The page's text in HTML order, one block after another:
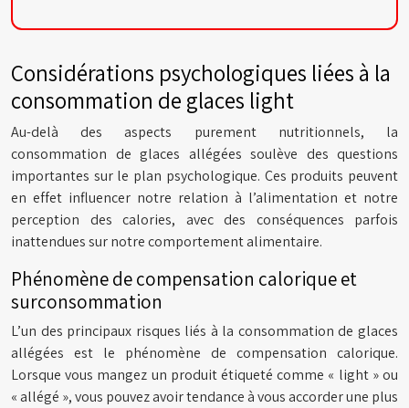
Considérations psychologiques liées à la
consommation de glaces light
Au-delà des aspects purement nutritionnels, la
consommation de glaces allégées soulève des questions
importantes sur le plan psychologique. Ces produits peuvent
en effet influencer notre relation à l’alimentation et notre
perception des calories, avec des conséquences parfois
inattendues sur notre comportement alimentaire.
Phénomène de compensation calorique et
surconsommation
L’un des principaux risques liés à la consommation de glaces
allégées est le phénomène de compensation calorique.
Lorsque vous mangez un produit étiqueté comme « light » ou
« allégé », vous pouvez avoir tendance à vous accorder une plus